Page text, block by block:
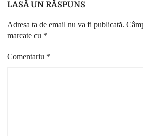
LASĂ UN RĂSPUNS
Adresa ta de email nu va fi publicată.
marcate cu *
Comentariu *